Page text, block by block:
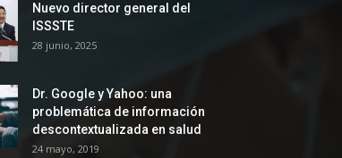
Nuevo director general del
ISSSTE
28 junio, 2025
Dr. Google y Yahoo: una
problemática de información
descontextualizada en salud
24 mayo, 2019